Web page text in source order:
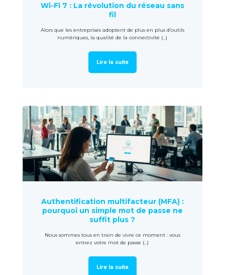
Wi-Fi 7 : La révolution du réseau sans
fil
Alors que les entreprises adoptent de plus en plus d’outils
numériques, la qualité de la connectivité (...)
Lire la suite
Authentification multifacteur (MFA) :
pourquoi un simple mot de passe ne
suffit plus ?
Nous sommes tous en train de vivre ce moment : vous
entrez votre mot de passe (...)
Lire la suite